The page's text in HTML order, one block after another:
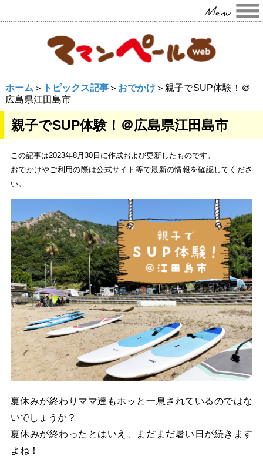
ホーム ＞ トピックス記事＞ おでかけ＞親子でSUP体験！＠
広島県江田島市
親子でSUP体験！＠広島県江田島市
この記事は2023年8月30日に作成および更新したものです。
おでかけやご利用の際は公式サイト等で最新の情報を確認してくださ
い。
夏休みが終わりママ達もホッと一息されているのではな
いでしょうか？
夏休みが終わったとはいえ、まだまだ暑い日が続きます
よね！